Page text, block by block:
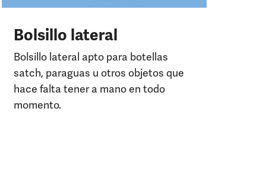
Bolsillo lateral
Bolsillo lateral apto para botellas
satch, paraguas u otros objetos que
hace falta tener a mano en todo
momento.